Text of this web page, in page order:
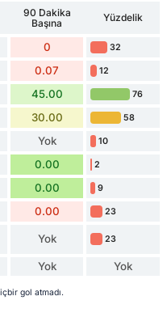
90 Dakika
Başına
Yüzdelik
0 32
0.07 12
45.00 76
30.00 58
Yok 10
0.00 2
0.00 9
0.00 23
Yok 23
Yok Yok
gol atmadı.